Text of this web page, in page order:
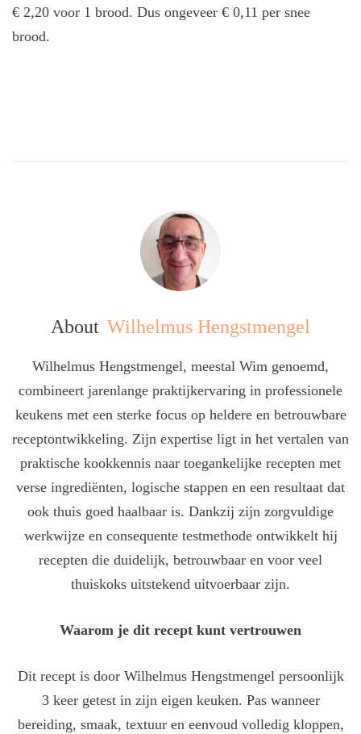
€ 2,20 voor 1 brood. Dus ongeveer € 0,11 per snee
brood.
About Wilhelmus Hengstmengel
Wilhelmus Hengstmengel, meestal Wim genoemd,
combineert jarenlange praktijkervaring in professionele
keukens met een sterke focus op heldere en betrouwbare
receptontwikkeling. Zijn expertise ligt in het vertalen van
praktische kookkennis naar toegankelijke recepten met
verse ingrediënten, logische stappen en een resultaat dat
ook thuis goed haalbaar is. Dankzij zijn zorgvuldige
werkwijze en consequente testmethode ontwikkelt hij
recepten die duidelijk, betrouwbaar en voor veel
thuiskoks uitstekend uitvoerbaar zijn.
Waarom je dit recept kunt vertrouwen
Dit recept is door Wilhelmus Hengstmengel persoonlijk
3 keer getest in zijn eigen keuken. Pas wanneer
bereiding, smaak, textuur en eenvoud volledig kloppen,